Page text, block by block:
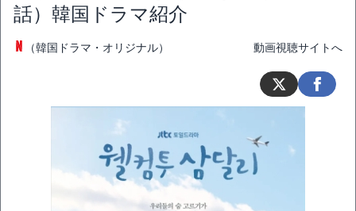
話）韓国ドラマ紹介
（韓国ドラマ・オリジナル） 動画視聴サイトへ